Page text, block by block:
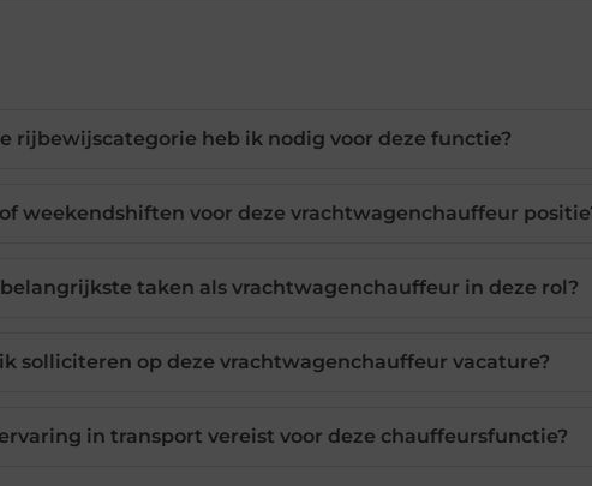
rijbewijscategorie heb ik nodig voor deze functie?
weekendshiften voor deze vrachtwagenchauffeur
taken als vrachtwagenchauffeur in deze rol?
solliciteren op deze vrachtwagenchauffeur vacature?
in transport vereist voor deze chauffeursfunctie?